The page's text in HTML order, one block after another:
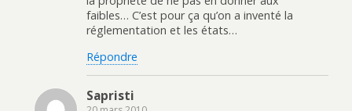
faibles… C’est pour ça qu’on a inventé la
réglementation et les états…
Répondre
Sapristi